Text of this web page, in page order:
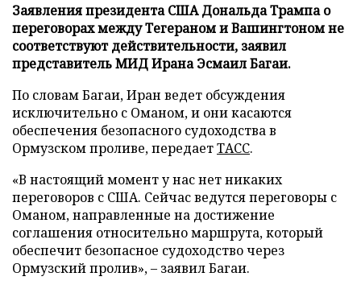
Заявления президента США Дональда Трампа о
переговорах между Тегераном и Вашингтоном не
соответствуют действительности, заявил
представитель МИД Ирана Эсмаил Багаи.
По словам Багаи, Иран ведет обсуждения
исключительно с Оманом, и они касаются
обеспечения безопасного судоходства в
Ормузском проливе, передаетТАСС.
«В настоящий момент у нас нет никаких
переговоров с США. Сейчас ведутся переговоры с
Оманом, направленные на достижение
соглашения относительно маршрута, который
обеспечит безопасное судоходство через
Ормузский пролив», – заявил Багаи.